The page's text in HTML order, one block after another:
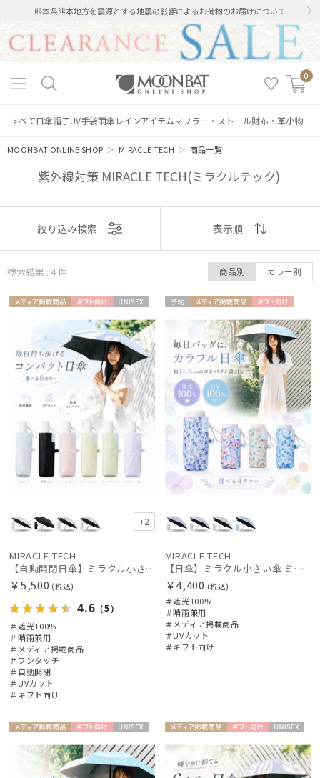
熊本県熊本地方を震源とする地震の影響によるお荷物のお届けについて
0
すべて日傘帽子UV手袋雨傘 レインアイテムマフラー・ストール財布・革小物
MOONBAT ONLINE SHOP ＞ MIRACLE TECH ＞ 商品一覧
紫外線対策 MIRACLE TECH(ミラクルテック)
レディース メンズ キッズ
カテゴリー
ブランド
DAKS
ダックス
estaa
エスタ
FLO(A)TUS
フロータス
FURLA
フルラ
Fuwacool®
フワクール®
Gracy
HANWAY
ハンウェイ
表示
おすすめ
価格の高い
順
価格の低い
順
人気順
売上点数順
お気に入り
絞り込み検索 表示順
検索結果 : 4件 商品別 カラー別
向け
X
+2
MIRACLE TECH
【自動開閉日傘】ミラクル小さい傘 ミラクルテックプロ (MIRACLE TECH Pro) 晴雨兼用 遮光100 ワンタッチ開閉
￥5,500 (税込)
4.6 （5）
＃遮光100%
＃晴雨兼用
＃メディア掲載商品
＃ワンタッチ
＃自動開閉
＃UVカット
＃ギフト向け
載商品
向け
UNISE
MIRACLE TECH
【日傘】ミラクル小さい傘 ミラクルテックプロ (MIRACLE TECH Pro) カラフルドット 晴雨兼用 遮光100
￥4,400 (税込)
＃遮光100%
＃晴雨兼用
＃メディア掲載商品
＃UVカット
＃ギフト向け
載商品
向け
X
向け
X